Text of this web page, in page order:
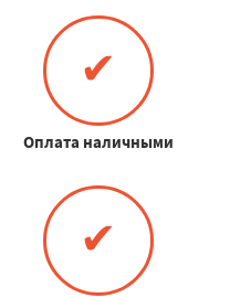
✔
Оплата наличными
✔